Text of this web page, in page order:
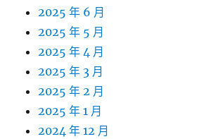
2025 年 6 月
2025 年 5 月
2025 年 4 月
2025 年 3 月
2025 年 2 月
2025 年 1 月
2024 年 12 月